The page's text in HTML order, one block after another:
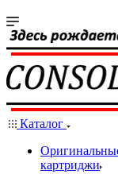
Каталог
картриджи